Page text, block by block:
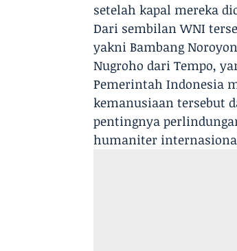
setelah kapal mereka
Dari sembilan WNI
yakni Bambang
Nugroho dari Tempo,
Pemerintah Indonesia
kemanusiaan tersebut
pentingnya
humaniter